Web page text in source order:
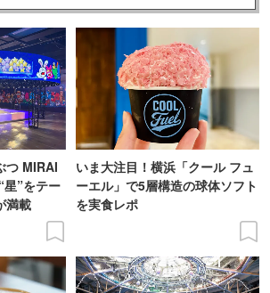
つ MIRAI
”をテー
満載
いま大注目！横浜「クール フュ
ーエル」で5層構造の球体ソフト
を実食レポ